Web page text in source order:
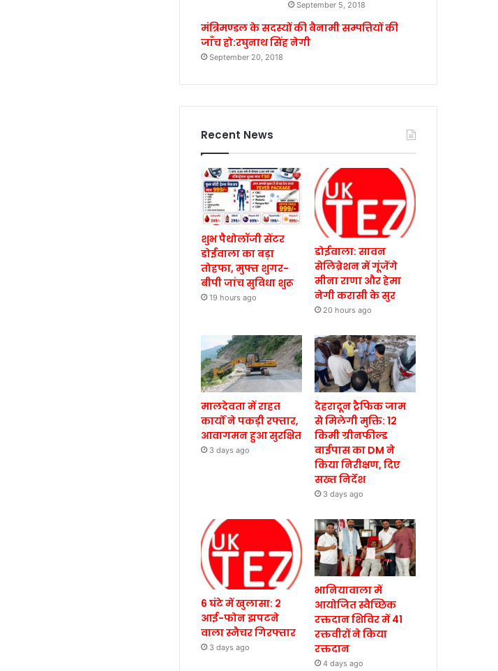
September 5, 2018
मंत्रिमण्डल के सदस्यों की बैनामी सम्पत्तियों की
जाँच हो:रघुनाथ सिंह नेगी
September 20, 2018
Recent News
शुभ पैथोलॉजी सेंटर
डोईवाला का बड़ा
तोहफा, मुफ्त शुगर-
बीपी जांच सुविधा शुरू
19 hours ago
डोईवाला: सावन
सेलिब्रेशन में गूंजेंगे
मीना राणा और हेमा
नेगी करासी के सुर
20 hours ago
मालदेवता में राहत
कार्यों ने पकड़ी रफ्तार,
आवागमन हुआ सुरक्षित
3 days ago
देहरादून ट्रैफिक जाम
से मिलेगी मुक्ति: 12
किमी ग्रीनफील्ड
बाईपास का DM ने
किया निरीक्षण, दिए
सख्त निर्देश
3 days ago
6 घंटे में खुलासा: 2
आई-फोन झपटने
वाला स्नैचर गिरफ्तार
3 days ago
भानियावाला में
आयोजित स्वैच्छिक
रक्तदान शिविर में 41
रक्तवीरों ने किया
रक्तदान
4 days ago